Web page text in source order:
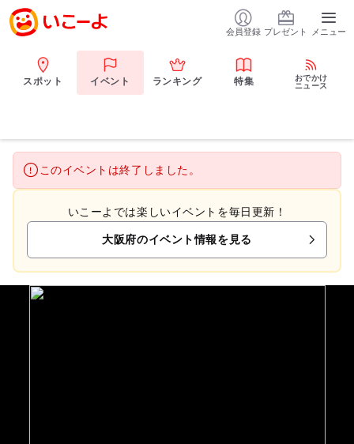
会員登録 プレゼント メニュー
スポット イベント ランキング 特集
おでかけ
ニュース
このイベントは終了しました。
いこーよでは楽しいイベントを毎日更新！
大阪府のイベント情報を見る